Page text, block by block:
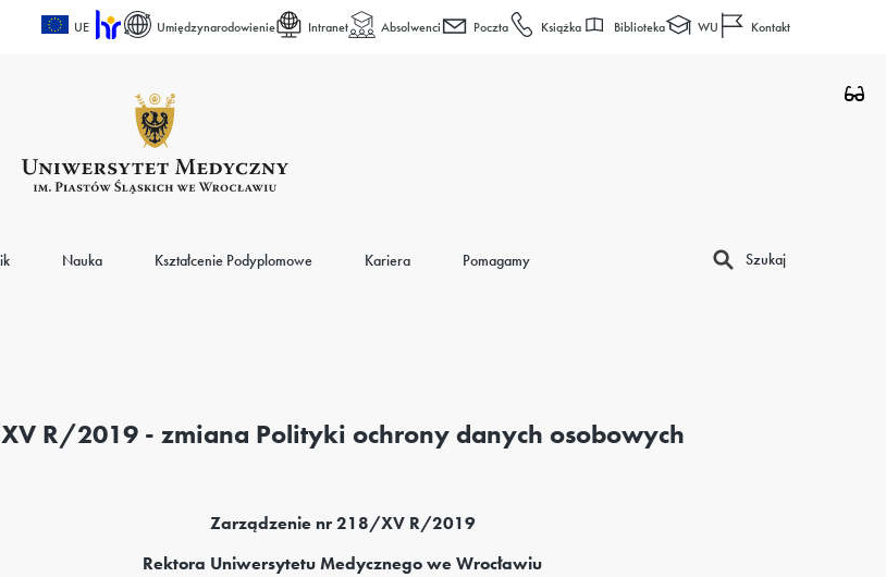
UE Umiędzynarodowienie Intranet Absolwenci Poczta Książka Biblioteka WU Kontakt
Nauka Kształcenie Podyplomowe Kariera Pomagamy Szukaj
R/2019 - zmiana Polityki ochrony danych osobowych
Zarządzenie nr 218/XV R/2019
Rektora Uniwersytetu Medycznego we Wrocławiu